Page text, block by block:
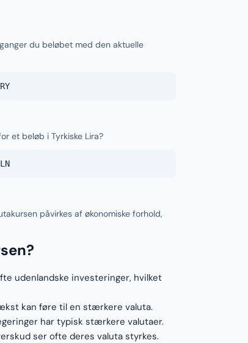
du beløbet med den aktuelle
et beløb i Tyrkiske Lira?
påvirkes af økonomiske forhold,
udenlandske investeringer, hvilket
kan føre til en stærkere valuta.
har typisk stærkere valutaer.
ser ofte deres valuta styrkes.